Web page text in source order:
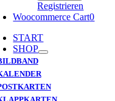
Registrieren
Woocommerce Cart0
START
SHOP